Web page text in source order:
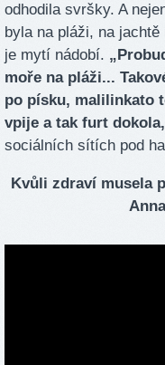
odhodila svršky. A
byla na pláži, na
je mytí nádobí.
moře na pláži...
po písku, malilinkato
vpije a tak furt
sociálních sítích pod
Kvůli zdraví musela